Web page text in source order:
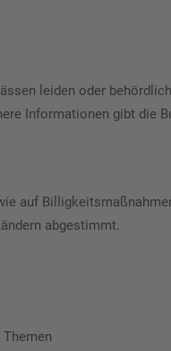
leiden oder behördlich
Informationen gibt die
auf
abgestimmt.